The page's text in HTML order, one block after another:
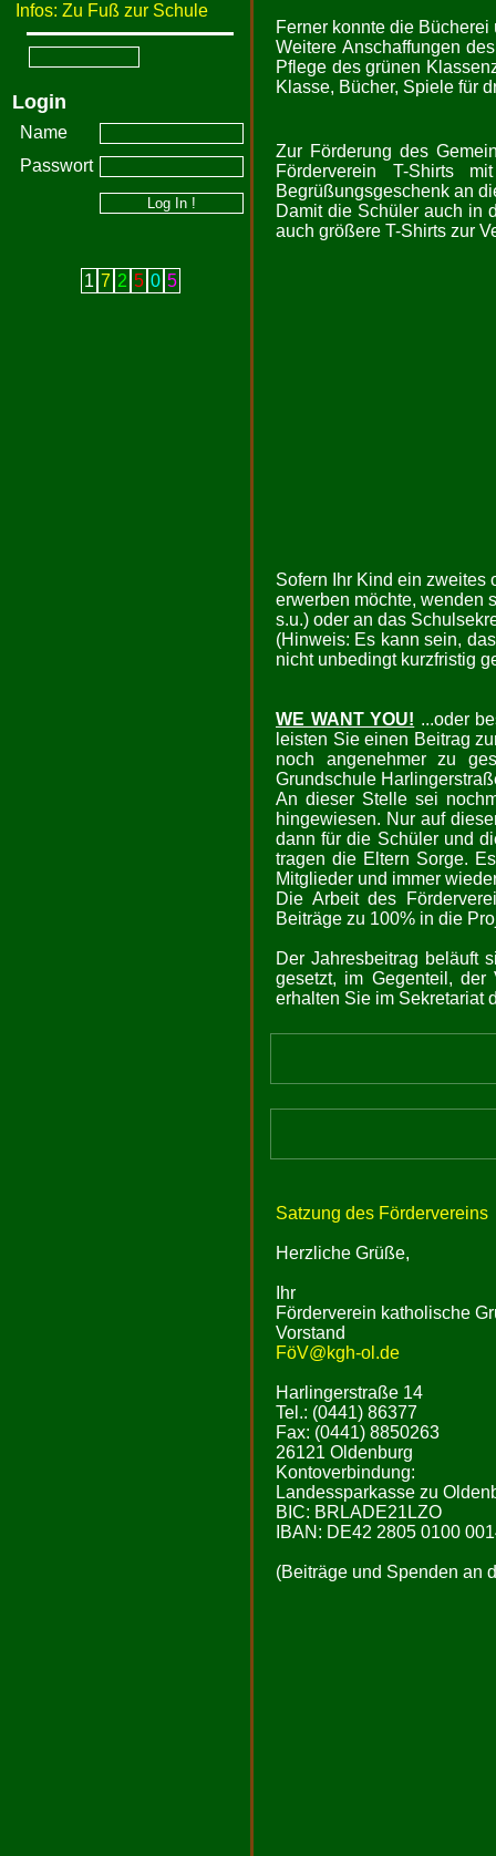
Infos: Zu Fuß zur Schule
Login
Name
Passwort
1 7 2 5 0 5
Ferner konnte die
Weitere Anschaffungen
Pflege des grünen
Klasse, Bücher, Spiele für
Zur Förderung des
Förderverein T-Shirts
Begrüßungsgeschenk an
Damit die Schüler auch in
auch größere T-Shirts zur
Sofern Ihr Kind ein zweites
erwerben möchte, wenden
s.u.) oder an das
(Hinweis: Es kann sein,
nicht unbedingt kurzfristig
WE WANT YOU! ...oder
leisten Sie einen Beitrag
noch angenehmer zu
Grundschule
An dieser Stelle sei
hingewiesen. Nur auf
dann für die Schüler und
tragen die Eltern Sorge.
Mitglieder und immer
Die Arbeit des
Beiträge zu 100% in die
Der Jahresbeitrag beläuft
gesetzt, im Gegenteil, der
erhalten Sie im Sekretariat
Satzung des Fördervereins
Herzliche Grüße,
Ihr
Förderverein katholische
Vorstand
FöV@kgh-ol.de
Harlingerstraße 14
Tel.: (0441) 86377
Fax: (0441) 8850263
26121 Oldenburg
Kontoverbindung:
Landessparkasse zu
BIC: BRLADE21LZO
IBAN: DE42 2805 0100
(Beiträge und Spenden an